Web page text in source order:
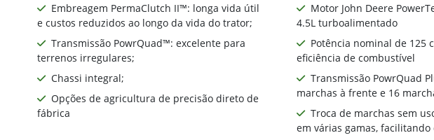
Embreagem PermaClutch II™: longa vida útil
e custos reduzidos ao longo da vida do trator;
Transmissão PowrQuad™: excelente para
terrenos irregulares;
Chassi integral;
Opções de agricultura de precisão direto de
fábrica
Motor John Deere
4.5L turboalimentado
Potência nominal de 125
eficiência de combustível
Transmissão PowrQuad
marchas à frente e 16
Troca de marchas sem
em várias gamas,